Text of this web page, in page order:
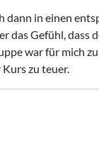
dann in einen
das Gefühl, dass
war für mich
zu teuer.